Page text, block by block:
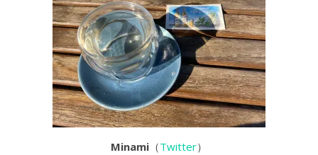
Minami （Twitter）